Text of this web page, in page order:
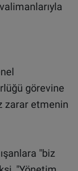
görevine
zarar etmenin
"biz